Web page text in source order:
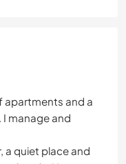
apartments and a
I manage and
a quiet place and